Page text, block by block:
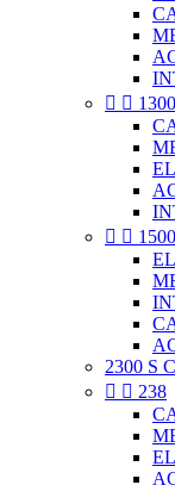
 
 
2300 S
  238